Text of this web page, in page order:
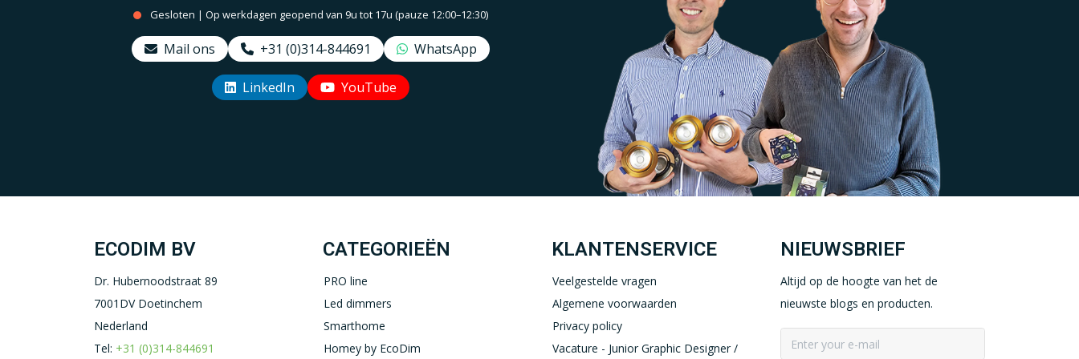
Gesloten | Op werkdagen geopend van 9u tot 17u (pauze 12:00–12:30)
Mail ons +31 (0)314-844691 WhatsApp
LinkedIn YouTube
Uw EcoDim team
ECODIM BV
Dr. Hubernoodstraat 89
7001DV Doetinchem
Nederland
Tel: +31 (0)314-844691
CATEGORIEËN
PRO line
Led dimmers
Smarthome
Homey by EcoDim
KLANTENSERVICE
Veelgestelde vragen
Algemene voorwaarden
Privacy policy
Vacature - Junior Graphic Designer /
NIEUWSBRIEF
Altijd op de hoogte van het de
nieuwste blogs en producten.